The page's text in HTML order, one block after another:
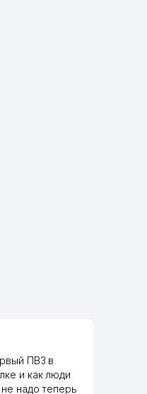
ПВЗ в
и как люди
надо теперь